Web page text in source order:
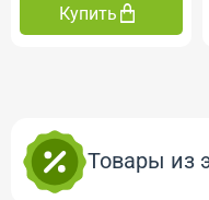
Купить
Товары из